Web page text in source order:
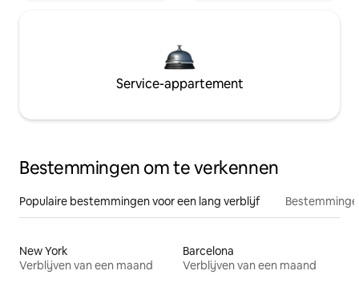
Service-appartement
Bestemmingen om te verkennen
Populaire bestemmingen voor een lang verblijf
New York
Verblijven van een maand
Barcelona
Verblijven van een maand